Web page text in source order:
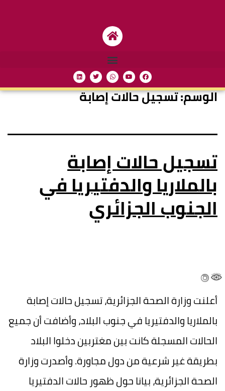
الوسم:تسجيل حالات إصابة
تسجيل حالات إصابة
بالملاريا والدفتيريا في
الجنوب الجزائري
أعلنت وزارة الصحة الجزائرية، تسجيل حالات إصابة
بالملاريا والدفتيريا في جنوب البلاد، وأضافت أن جميع
الحالات المسجلة كانت بين مغتربين دخلوا البلاد
بطريقة غير شرعية من دول مجاورة. وأصدرت وزارة
الصحة الجزائرية، بيانا حول ظهور حالات الدفتيريا